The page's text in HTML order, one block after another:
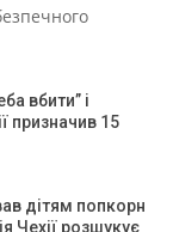
вбити” і
призначив 15
дітям попкорн
Чехії розшукує